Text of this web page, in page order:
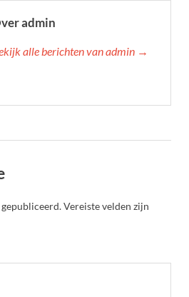
admin
alle berichten van admin →
Vereiste velden zijn